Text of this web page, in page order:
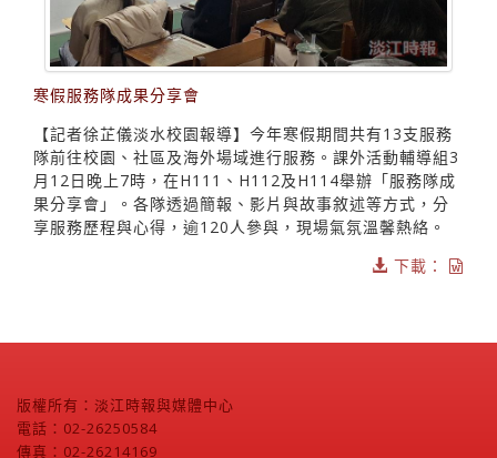
寒假服務隊成果分享會
【記者徐芷儀淡水校園報導】今年寒假期間共有13支服務
隊前往校園、社區及海外場域進行服務。課外活動輔導組3
月12日晚上7時，在H111、H112及H114舉辦「服務隊成
果分享會」。各隊透過簡報、影片與故事敘述等方式，分
享服務歷程與心得，逾120人參與，現場氣氛溫馨熱絡。
下載：
版權所有：淡江時報與媒體中心
電話：02-26250584
傳真：02-26214169